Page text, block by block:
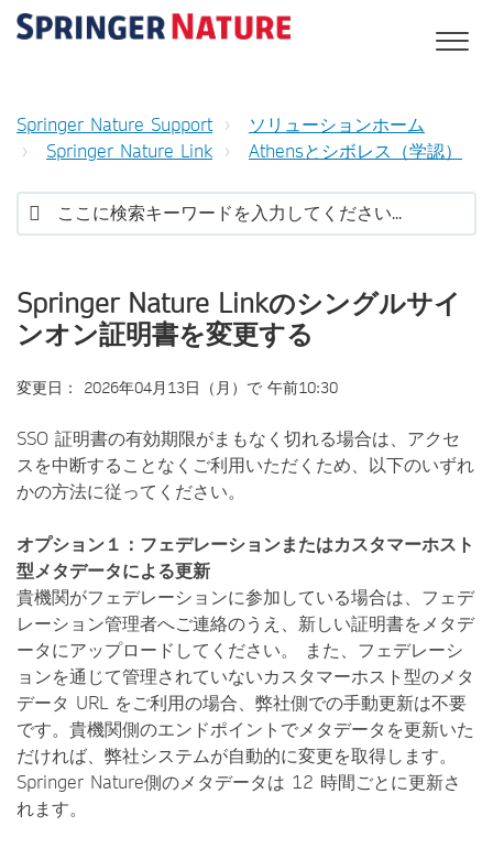
Springer Nature Support
ソリューションホーム
Springer Nature Link
Athensとシボレス（学認）
Springer Nature Linkのシングルサイ
ンオン証明書を変更する
変更日： 2026年04月13日（月）で 午前10:30
SSO 証明書の有効期限がまもなく切れる場合は、アクセ
スを中断することなくご利用いただくため、以下のいずれ
かの方法に従ってください。
オプション１：フェデレーションまたはカスタマーホスト
型メタデータによる更新
貴機関がフェデレーションに参加している場合は、フェデ
レーション管理者へご連絡のうえ、新しい証明書をメタデ
ータにアップロードしてください。 また、フェデレーシ
ョンを通じて管理されていないカスタマーホスト型のメタ
データ URL をご利用の場合、弊社側での手動更新は不要
です。貴機関側のエンドポイントでメタデータを更新いた
だければ、弊社システムが自動的に変更を取得します。
Springer Nature側のメタデータは 12 時間ごとに更新さ
れます。